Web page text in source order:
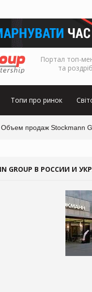
Портал топ-
та
Топи про ринок
Объем продаж Stockmann
GROUP В РОССИИ И